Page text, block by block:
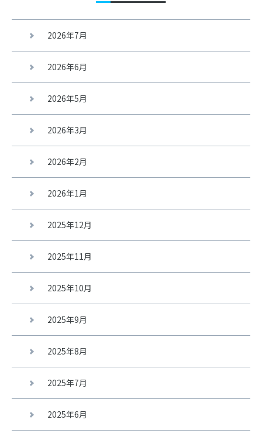
2026年7月
2026年6月
2026年5月
2026年3月
2026年2月
2026年1月
2025年12月
2025年11月
2025年10月
2025年9月
2025年8月
2025年7月
2025年6月